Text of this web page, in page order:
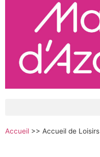
Accueil >> Accueil de Loisirs